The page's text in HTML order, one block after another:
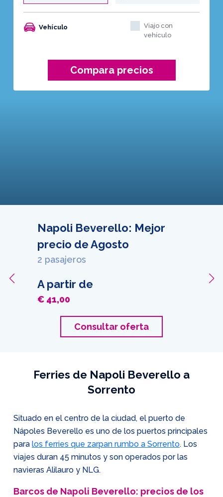
Vehículo
Viajo con
vehículo
Compara precios
Napoli Beverello: Mejor
precio de Agosto
2 pasajeros
A partir de
€ 41,00
Consultar oferta
Ferries de Napoli Beverello a
Sorrento
Situado en el centro de la ciudad, el puerto de
Nápoles Beverello es uno de los puertos principales
para los ferries que zarpan rumbo a Sorrento. Los
viajes duran 45 minutos y son operados por las
navieras Alilauro y NLG.
Barcos de Napoli Beverello: precios de los